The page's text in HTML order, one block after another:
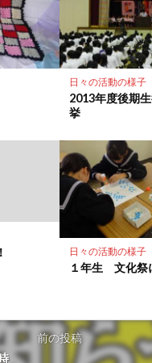
日々の活動の様子
2013年度後期
挙
日々の活動の様子
１年生 文化祭
前の投稿